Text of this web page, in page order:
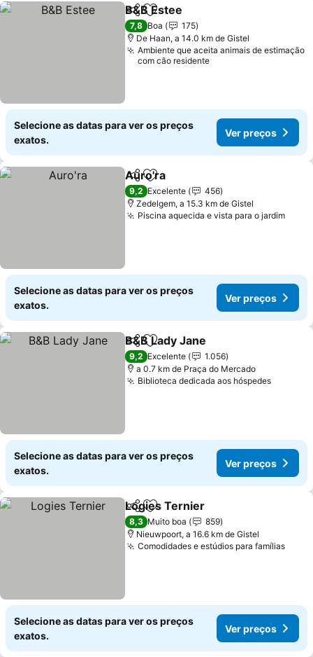
PartilharAdicionar aos favoritos
B&B Estee
7,8 Boa
175
De Haan, a 14.0 km de Gistel
Ambiente que aceita animais de estimação
com cão residente
Selecione as datas para ver os preços
exatos.
Ver preços
PartilharAdicionar aos favoritos
Auro'ra
9,2 Excelente
456
Zedelgem, a 15.3 km de Gistel
Piscina aquecida e vista para o jardimVer
Selecione as datas para ver os preços
exatos.
Ver preços
PartilharAdicionar aos favoritos
B&B Lady Jane
9,2 Excelente
1.056
a 0.7 km de Praça do Mercado
Biblioteca dedicada aos hóspedesVer
Selecione as datas para ver os preços
exatos.
Ver preços
PartilharAdicionar aos favoritos
Logies Ternier
8,3 Muito boa
859
Nieuwpoort, a 16.6 km de Gistel
Comodidades e estúdios para famíliasVer
Selecione as datas para ver os preços
exatos.
Ver preços